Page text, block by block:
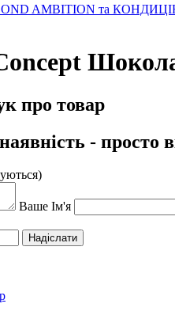
AMBITION та
про товар
- просто
Ваше Ім'я